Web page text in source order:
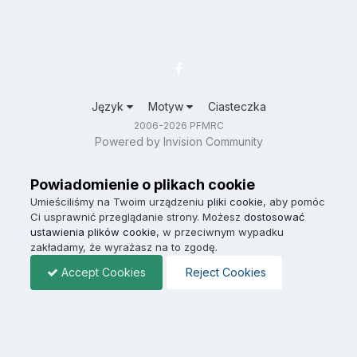
Język Motyw Ciasteczka
2006-2026 PFMRC
Powered by Invision Community
Powiadomienie o plikach cookie
Umieściliśmy na Twoim urządzeniu pliki cookie, aby pomóc
Ci usprawnić przeglądanie strony. Możesz dostosować
ustawienia plików cookie, w przeciwnym wypadku
zakładamy, że wyrażasz na to zgodę.
Accept Cookies Reject Cookies